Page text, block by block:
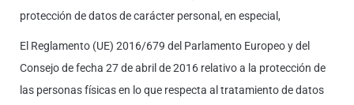
protección de datos de carácter personal, en especial,
El Reglamento (UE) 2016/679 del Parlamento Europeo y del
Consejo de fecha 27 de abril de 2016 relativo a la protección de
las personas físicas en lo que respecta al tratamiento de datos